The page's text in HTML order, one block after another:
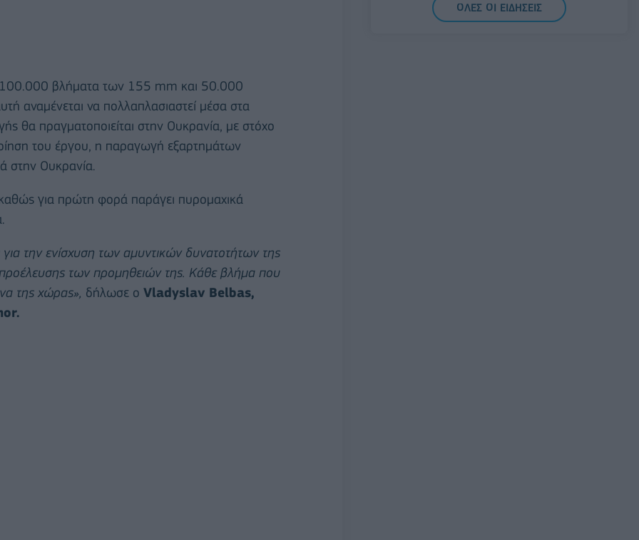
100.000 βλήματα των 155 mm και 50.000
αναμένεται να πολλαπλασιαστεί μέσα στα
θα πραγματοποιείται στην Ουκρανία, με στόχο
του έργου, η παραγωγή εξαρτημάτων
στην Ουκρανία.
για πρώτη φορά παράγει πυρομαχικά
την ενίσχυση των αμυντικών δυνατοτήτων της
των προμηθειών της. Κάθε βλήμα που
της χώρας», δήλωσε ο Vladyslav Belbas,
Συνάλλαγμα: Το ευρώ ενισχύεται κατά
ΟΛΕΣ ΟΙ ΕΙΔΗΣΕΙΣ